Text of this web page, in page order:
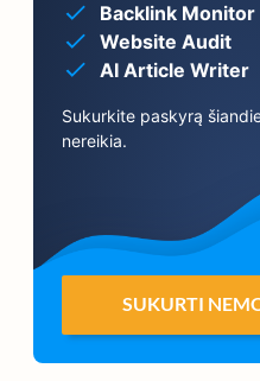
Backlink Monitor
Website Audit
AI Article Writer
Sukurkite paskyrą
nereikia.
SUKURTI